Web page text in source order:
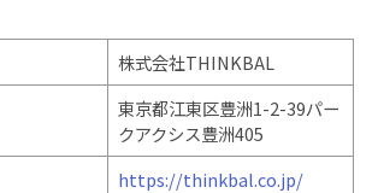
株式会社THINKBAL
東京都江東区豊洲1-2-39パー
クアクシス豊洲405
https://thinkbal.co.jp/